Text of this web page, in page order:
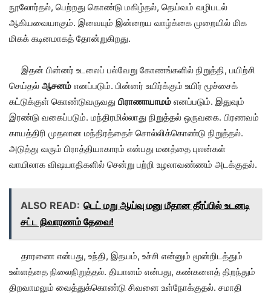
நூலோர்தல், பெற்றது கொண்டு மகிழ்தல், தெய்வம் வழிபடல்
ஆகியவையாகும். இவையும் இன்றைய வாழ்க்கை முறையில் மிக
மிகக் கடினமாகத் தோன்றுகிறது.
இதன் பின்னர் உடலைப் பல்வேறு கோணங்களில் நிறுத்தி, பயிற்சி
செய்தல் ஆசனம் எனப்படும். பின்னர் உயிர்க்கும் உயிர் மூச்சைக்
கட்டுக்குள் கொண்டுவருவது பிராணாயாமம் எனப்படும். இதுவும்
இரண்டு வகைப்படும். மந்திரமில்லாது நிறுத்தல் ஒருவகை. பிரணவம்
காயத்திரி முதலான மந்திரத்தைச் சொல்லிக்கொண்டு நிறுத்தல்.
அடுத்து வரும் பிராத்தியாகாரம் என்பது மனத்தை புலன்கள்
வாயிலாக விஷயாதிகளில் சென்று பற்றி உழலாவண்ணம் அடக்குதல்.
ALSO READ: டெட் மறு ஆய்வு மனு மீதான தீர்ப்பில் உடனடி
சட்ட நிவாரணம் தேவை!
தாரணை என்பது, உந்தி, இதயம், உச்சி என்னும் மூன்றிடத்தும்
உள்ளத்தை நிலைநிறுத்தல். தியானம் என்பது, கண்களைத் திறந்தும்
திறவாமலும் வைத்துக்கொண்டு சிவனை உள்நோக்குதல். சமாதி